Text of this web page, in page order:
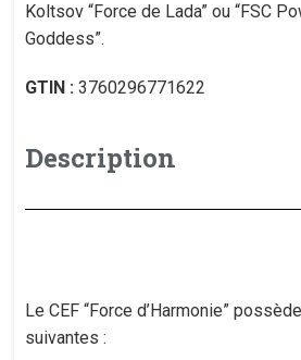
Koltsov “Force de Lada” ou “FSC
Goddess”.
GTIN : 3760296771622
Description
Le CEF “Force d’Harmonie”
suivantes :